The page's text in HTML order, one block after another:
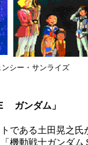
シー・サンライズ
ガンダム」
である土田晃之氏
機動戦士ガンダ